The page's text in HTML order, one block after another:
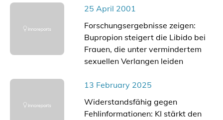
25 April 2001
Forschungsergebnisse zeigen:
Bupropion steigert die Libido bei
Frauen, die unter vermindertem
sexuellen Verlangen leiden
13 February 2025
Widerstandsfähig gegen
Fehlinformationen: KI stärkt den